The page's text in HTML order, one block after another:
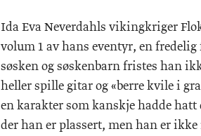
Ida Eva Neverdahls vikingkriger
volum 1 av hans eventyr, en
søsken og søskenbarn fristes han
heller spille gitar og «berre kvile i
en karakter som kanskje hadde
der han er plassert, men han er